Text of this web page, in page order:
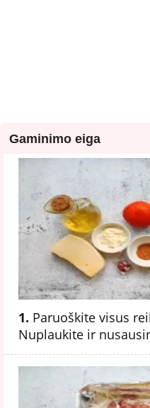
Gaminimo eiga
1. Paruoškite visus
Nuplaukite ir